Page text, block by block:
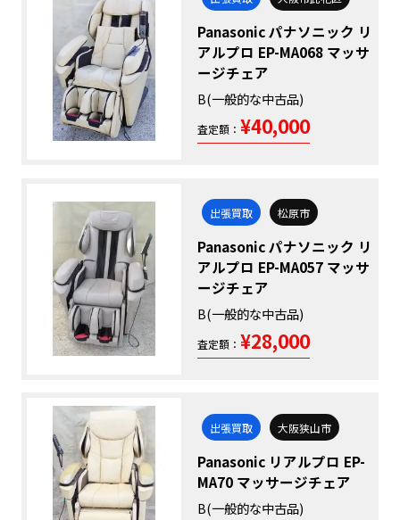
Panasonic パナソニック リ
アルプロ EP-MA068 マッサ
ージチェア
B(一般的な中古品)
査定額： ¥40,000
出張買取 松原市
Panasonic パナソニック リ
アルプロ EP-MA057 マッサ
ージチェア
B(一般的な中古品)
査定額： ¥28,000
出張買取 大阪狭山市
Panasonic リアルプロ EP-
MA70 マッサージチェア
B(一般的な中古品)